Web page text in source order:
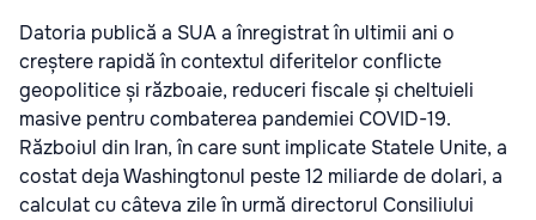
Datoria publică a SUA a înregistrat în ultimii ani o
creștere rapidă în contextul diferitelor conflicte
geopolitice și războaie, reduceri fiscale și cheltuieli
masive pentru combaterea pandemiei COVID-19.
Războiul din Iran, în care sunt implicate Statele Unite, a
costat deja Washingtonul peste 12 miliarde de dolari, a
calculat cu câteva zile în urmă directorul Consiliului